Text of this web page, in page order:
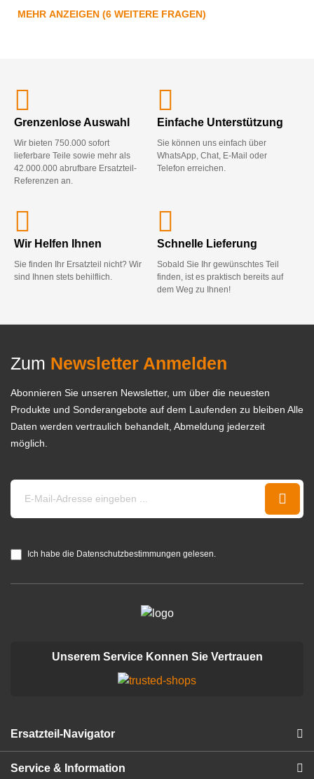
MEHR ANZEIGEN (6 WEITERE FRAGEN)
Grenzenlose Auswahl
Wir bieten 750.000 sofort
lieferbare Teile sowie mehr als
42.000.000 abrufbare Ersatzteil-
Referenzen an.
Einfache Unterstützung
Sie können uns einfach über
WhatsApp, Chat, E-Mail oder
Telefon erreichen.
Wir Helfen Ihnen
Sie finden Ihr Ersatzteil nicht? Wir
sind Ihnen stets behilflich.
Schnelle Lieferung
Sobald Sie Ihr gewünschtes Teil
finden, ist es praktisch bereits auf
dem Weg zu Ihnen!
Zum Newsletter Anmelden
Abonnieren Sie unseren Newsletter, um über die neuesten
Produkte und Sonderangebote auf dem Laufenden zu bleiben Alle
Daten werden vertraulich behandelt, Abmeldung jederzeit
möglich.
Ich habe die Datenschutzbestimmungen gelesen.
Unserem Service Konnen Sie Vertrauen
Ersatzteil-Navigator
Service & Information